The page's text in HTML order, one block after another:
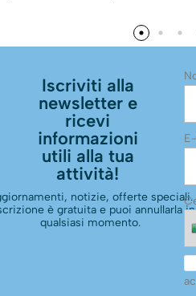
Iscriviti alla
newsletter e
ricevi
informazioni
utili alla tua
attività!
notizie, offerte speciali.
è gratuita e puoi annullarla in
qualsiasi momento.